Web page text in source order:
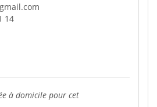
14
à domicile pour cet